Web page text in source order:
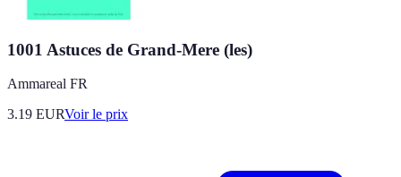
1001 Astuces de Grand-Mere (les)
Ammareal FR
3.19 EURVoir le prix